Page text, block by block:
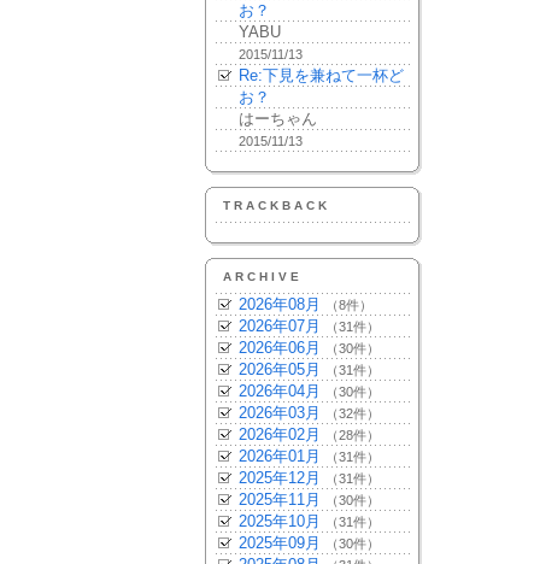
お？
YABU
2015/11/13
Re:下見を兼ねて一杯ど
お？
はーちゃん
2015/11/13
TRACKBACK
ARCHIVE
2026年08月 （8件）
2026年07月 （31件）
2026年06月 （30件）
2026年05月 （31件）
2026年04月 （30件）
2026年03月 （32件）
2026年02月 （28件）
2026年01月 （31件）
2025年12月 （31件）
2025年11月 （30件）
2025年10月 （31件）
2025年09月 （30件）